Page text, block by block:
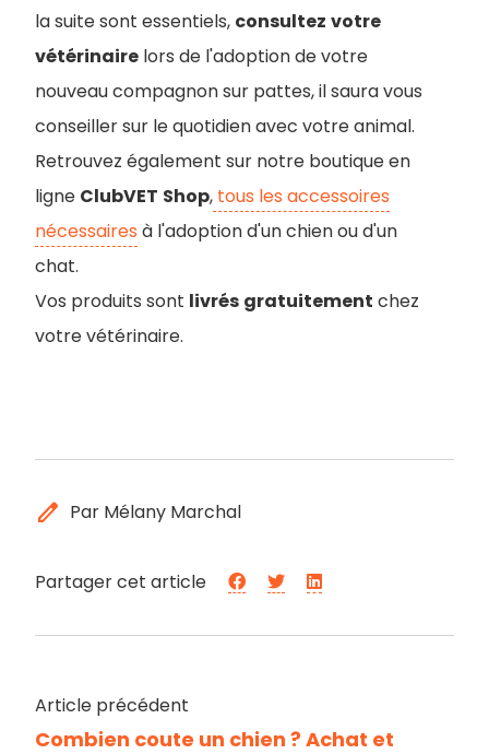
la suite sont essentiels, consultez votre
vétérinaire lors de l'adoption de votre
nouveau compagnon sur pattes, il saura vous
conseiller sur le quotidien avec votre animal.
Retrouvez également sur notre boutique en
ligne ClubVET Shop, tous les accessoires
nécessaires à l'adoption d'un chien ou d'un
chat.
Vos produits sont livrés gratuitement chez
votre vétérinaire.
edit Par Mélany Marchal
Partager cet article
Article précédent
Combien coute un chien ? Achat et